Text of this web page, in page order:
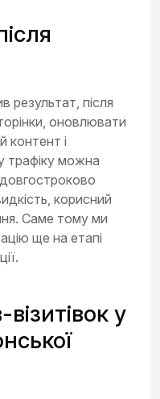
результат, після
оновлювати
контент і
трафіку можна
корисний
Саме тому ми
ще на етапі
у